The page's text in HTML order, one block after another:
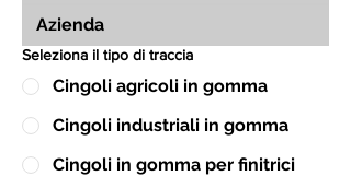
Seleziona il tipo di traccia
Cingoli agricoli in gomma
Cingoli industriali in gomma
Cingoli in gomma per finitrici